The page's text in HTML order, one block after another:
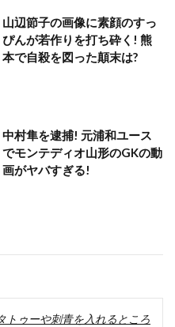
山辺節子の画像に素顔のすっ
ぴんが若作りを打ち砕く! 熊
本で自殺を図った顛末は?
中村隼を逮捕! 元浦和ユース
でモンテディオ山形のGKの動
画がヤバすぎる!
トゥーや刺青を入れるところ